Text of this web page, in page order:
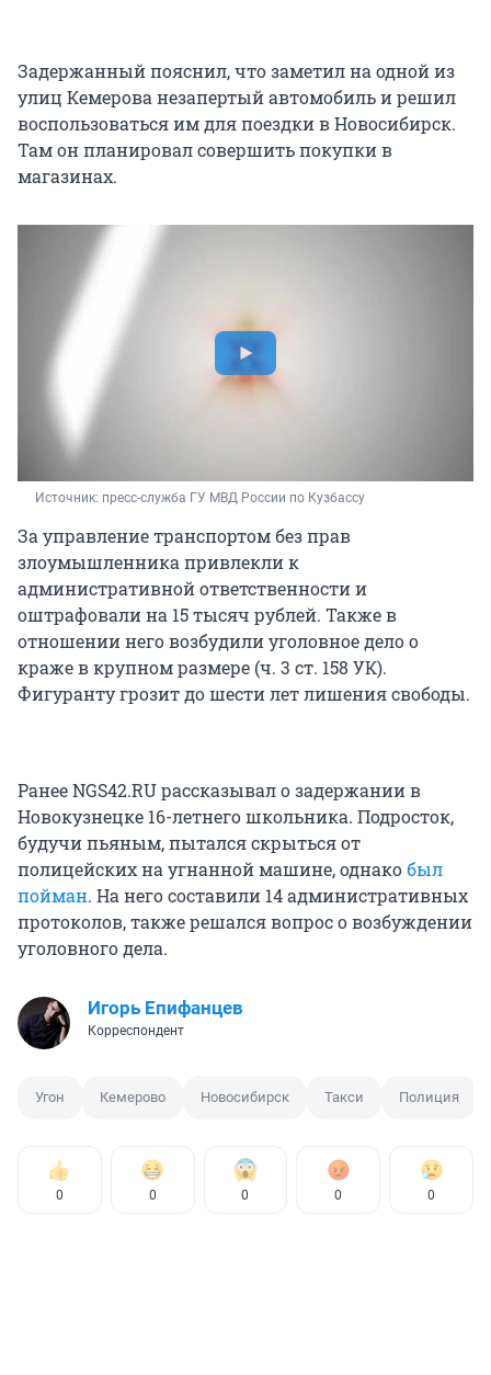
Задержанный пояснил, что заметил на одной из
улиц Кемерова незапертый автомобиль и решил
воспользоваться им для поездки в Новосибирск.
Там он планировал совершить покупки в
магазинах.
Источник: пресс-служба ГУ МВД России по Кузбассу
За управление транспортом без прав
злоумышленника привлекли к
административной ответственности и
оштрафовали на 15 тысяч рублей. Также в
отношении него возбудили уголовное дело о
краже в крупном размере (ч. 3 ст. 158 УК).
Фигуранту грозит до шести лет лишения свободы.
Ранее NGS42.RU рассказывал о задержании в
Новокузнецке 16-летнего школьника. Подросток,
будучи пьяным, пытался скрыться от
полицейских на угнанной машине, однакобыл
пойман. На него составили 14 административных
протоколов, также решался вопрос о возбуждении
уголовного дела.
Игорь Епифанцев
Корреспондент
Угон Кемерово Новосибирск Такси Полиция
0 0 0 0 0